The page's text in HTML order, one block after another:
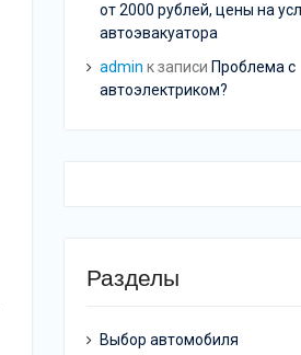
от 2000 рублей, цены на
автоэвакуатора
admin к записи Проблема с
автоэлектриком?
Разделы
Выбор автомобиля